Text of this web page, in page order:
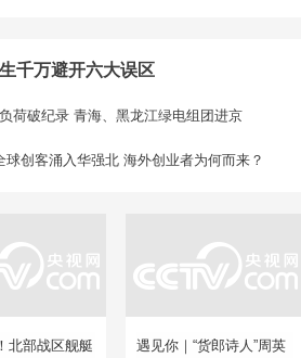
千万避开六大误区
荷破纪录 青海、黑龙江绿电组团进京
球创客涌入华强北 海外创业者为何而来？
北部战区舰艇
遇见你｜“货郎诗人”周英